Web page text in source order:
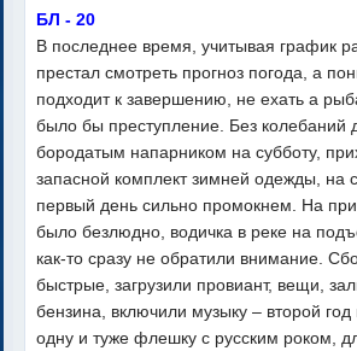
БЛ - 20
В последнее время, учитывая график
престал смотреть прогноз погода, а
подходит к завершению, не ехать а
было бы преступление. Без колебаний
бородатым напарником на субботу,
запасной комплект зимней одежды, на
первый день сильно промокнем. На
было безлюдно, водичка в реке на
как-то сразу не обратили внимание.
быстрые, загрузили провиант, вещи,
бензина, включили музыку – второй
одну и туже флешку с русским роком,